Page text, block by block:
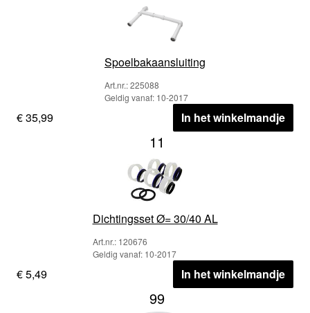
Spoelbakaansluiting
Art.nr.: 225088
Geldig vanaf: 10-2017
€ 35,99 In het winkelmandje
11
Dichtingsset Ø= 30/40 AL
Art.nr.: 120676
Geldig vanaf: 10-2017
€ 5,49 In het winkelmandje
99